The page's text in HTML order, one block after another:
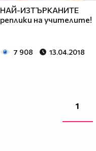
НАЙ-ИЗТЪРКАНИТЕ
реплики на учителите!
7 908 13.04.2018
1